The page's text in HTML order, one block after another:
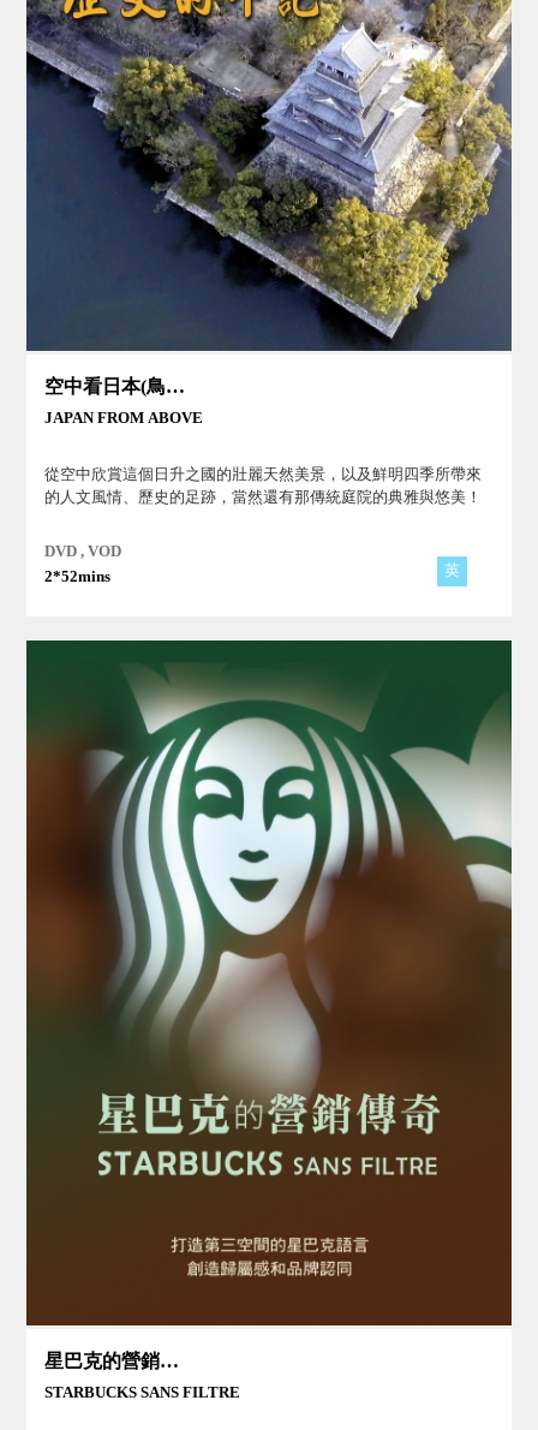
空中看日本(鳥瞰日本)
JAPAN FROM ABOVE
從空中欣賞這個日升之國的壯麗天然美景，以及鮮明四季所帶來
的人文風情、歷史的足跡，當然還有那傳統庭院的典雅與悠美！
DVD , VOD
2*52mins
英
星巴克的營銷傳奇
STARBUCKS SANS FILTRE